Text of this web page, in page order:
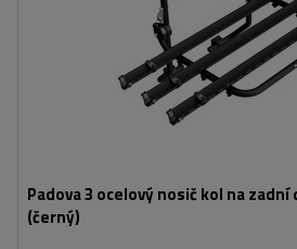
Padova 3 ocelový nosič kol na
(černý)